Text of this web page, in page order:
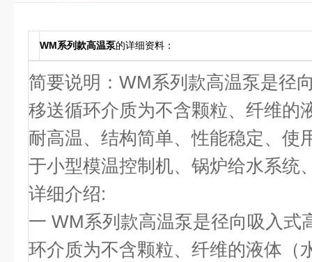
WM系列款高温泵的详细资料：
简要说明：WM系列款高温泵是径
移送循环介质为不含颗粒、纤维的
耐高温、结构简单、性能稳定、使
于小型模温控制机、锅炉给水系统
详细介绍:
一 WM系列款高温泵是径向吸入式
环介质为不含颗粒、纤维的液体（